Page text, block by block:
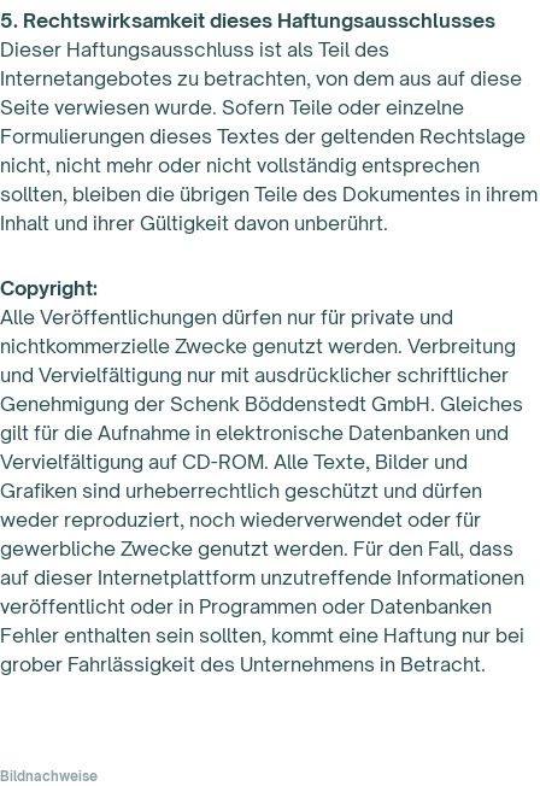
5. Rechtswirksamkeit dieses Haftungsausschlusses
Dieser Haftungsausschluss ist als Teil des
Internetangebotes zu betrachten, von dem aus auf diese
Seite verwiesen wurde. Sofern Teile oder einzelne
Formulierungen dieses Textes der geltenden Rechtslage
nicht, nicht mehr oder nicht vollständig entsprechen
sollten, bleiben die übrigen Teile des Dokumentes in ihrem
Inhalt und ihrer Gültigkeit davon unberührt.
Copyright:
Alle Veröffentlichungen dürfen nur für private und
nichtkommerzielle Zwecke genutzt werden. Verbreitung
und Vervielfältigung nur mit ausdrücklicher schriftlicher
Genehmigung der Schenk Böddenstedt GmbH. Gleiches
gilt für die Aufnahme in elektronische Datenbanken und
Vervielfältigung auf CD-ROM. Alle Texte, Bilder und
Grafiken sind urheberrechtlich geschützt und dürfen
weder reproduziert, noch wiederverwendet oder für
gewerbliche Zwecke genutzt werden. Für den Fall, dass
auf dieser Internetplattform unzutreffende Informationen
veröffentlicht oder in Programmen oder Datenbanken
Fehler enthalten sein sollten, kommt eine Haftung nur bei
grober Fahrlässigkeit des Unternehmens in Betracht.
Bildnachweise